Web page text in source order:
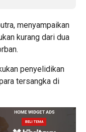
menyampaikan
kurang dari dua
penyelidikan
tersangka di